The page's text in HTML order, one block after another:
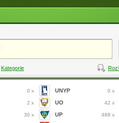
Kategorie
0 x
2 x
30 x
UNYP 0 x
UO 42 x
UP 488 x